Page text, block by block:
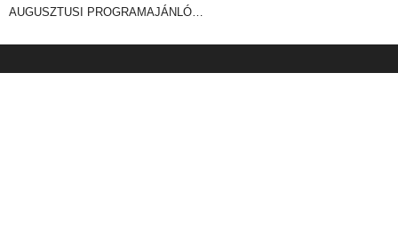
AUGUSZTUSI PROGRAMAJÁNLÓ…